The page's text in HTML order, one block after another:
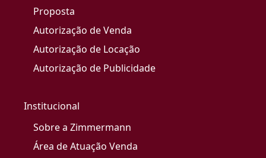
Proposta
Autorização de Venda
Autorização de Locação
Autorização de Publicidade
Institucional
Sobre a Zimmermann
Área de Atuação Venda